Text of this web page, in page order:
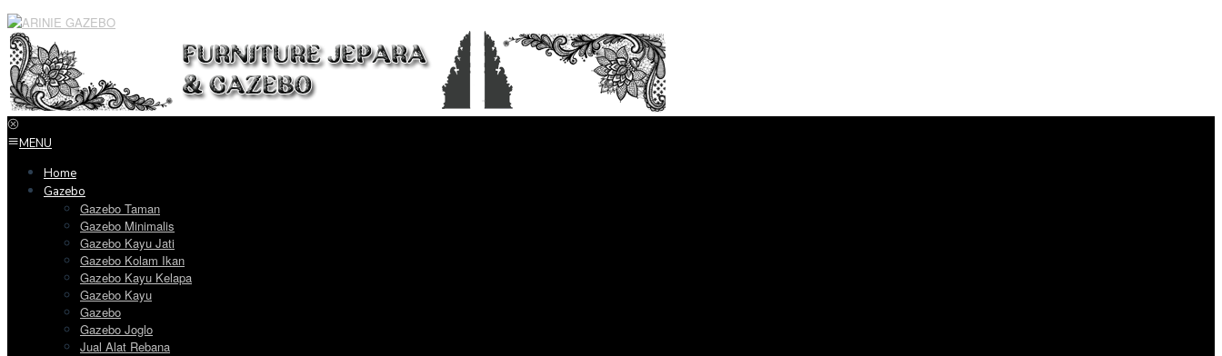
Loncat
ke
konten
MENU
Home
Gazebo
Gazebo Taman
Gazebo Minimalis
Gazebo Kayu Jati
Gazebo Kolam Ikan
Gazebo Kayu Kelapa
Gazebo Kayu
Gazebo
Gazebo Joglo
Jual Alat Rebana